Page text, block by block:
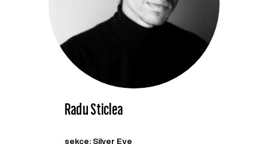
Radu Sticlea
sekce: Silver Eye